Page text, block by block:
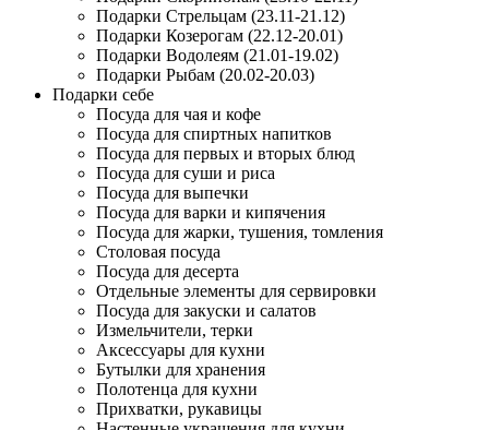
Подарки Стрельцам (23.11-21.12)
Подарки Козерогам (22.12-20.01)
Подарки Водолеям (21.01-19.02)
Подарки Рыбам (20.02-20.03)
Подарки себе
Посуда для чая и кофе
Посуда для спиртных напитков
Посуда для первых и вторых блюд
Посуда для суши и риса
Посуда для выпечки
Посуда для варки и кипячения
Посуда для жарки, тушения, томления
Столовая посуда
Посуда для десерта
Отдельные элементы для сервировки
Посуда для закуски и салатов
Измельчители, терки
Аксессуары для кухни
Бутылки для хранения
Полотенца для кухни
Прихватки, рукавицы